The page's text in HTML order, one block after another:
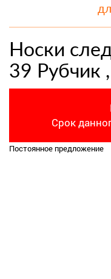
Носки
39 Рубчик
Срок
Постоянное предложение